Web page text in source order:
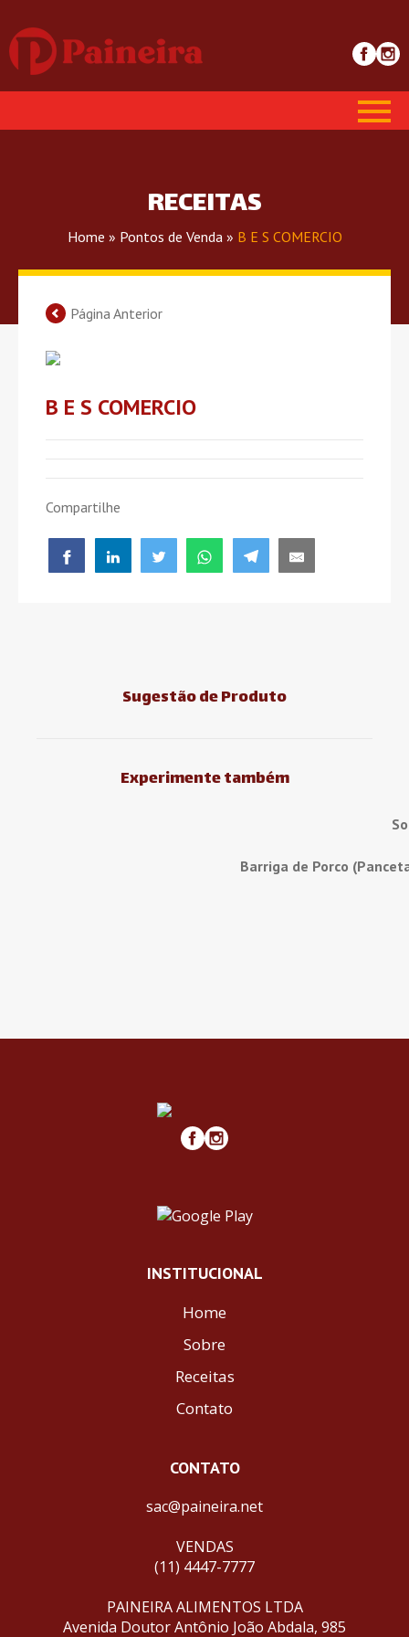
RECEITAS
Home » Pontos de Venda » B E S COMERCIO
Página Anterior
B E S COMERCIO
Compartilhe
Sugestão de Produto
Experimente também
Barriga de Porco
INSTITUCIONAL
Home
Sobre
Receitas
Contato
CONTATO
sac@paineira.net
VENDAS
(11) 4447-7777
PAINEIRA ALIMENTOS LTDA
Avenida Doutor Antônio João Abdala, 985